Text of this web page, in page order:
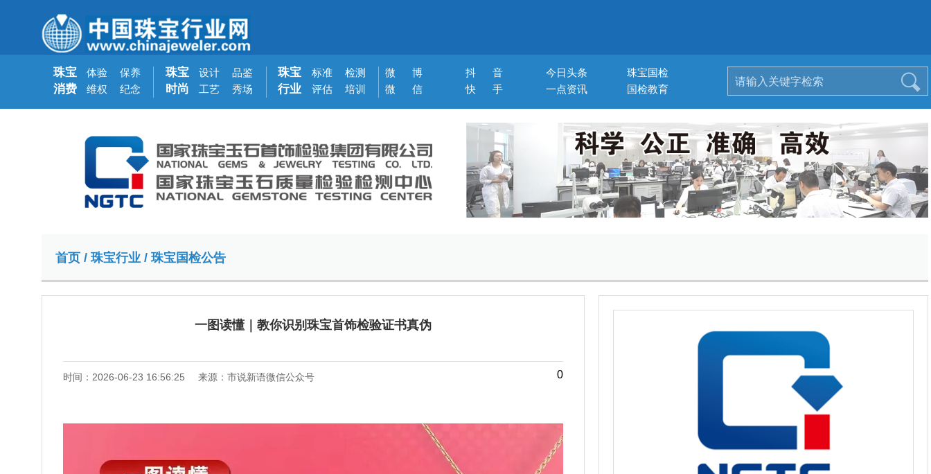
珠宝
消费
体验
维权
保养
纪念
珠宝
时尚
设计
工艺
品鉴
秀场
珠宝
行业
标准
评估
检测
培训
微 博
微 信
抖 音
快 手
今日头条
一点资讯
珠宝国检
国检教育
首页 / 珠宝行业 / 珠宝国检公告
一图读懂｜教你识别珠宝首饰检验证书真伪
时间：2026-06-23 16:56:25 来源：市说新语微信公众号 0